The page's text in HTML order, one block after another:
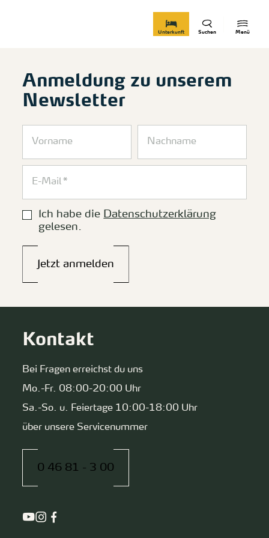
Menü
Suchen
Unterkunft
Anmeldung zu unserem
Newsletter
Ich habe die Datenschutzerklärung
gelesen.
Jetzt anmelden
Kontakt
Bei Fragen erreichst du uns
Mo.-Fr. 08:00-20:00 Uhr
Sa.-So. u. Feiertage 10:00-18:00 Uhr
über unsere Servicenummer
0 46 81 - 3 00